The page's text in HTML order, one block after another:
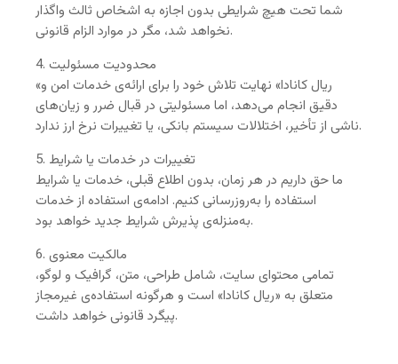
شما تحت هیچ شرایطی بدون اجازه به اشخاص ثالث واگذار
نخواهد شد، مگر در موارد الزام قانونی.
4. محدودیت مسئولیت
«ریال کانادا» نهایت تلاش خود را برای ارائه‌ی خدمات امن و
دقیق انجام می‌دهد، اما مسئولیتی در قبال ضرر و زیان‌های
ناشی از تأخیر، اختلالات سیستم بانکی، یا تغییرات نرخ ارز ندارد.
5. تغییرات در خدمات یا شرایط
ما حق داریم در هر زمان، بدون اطلاع قبلی، خدمات یا شرایط
استفاده را به‌روزرسانی کنیم. ادامه‌ی استفاده از خدمات
به‌منزله‌ی پذیرش شرایط جدید خواهد بود.
6. مالکیت معنوی
تمامی محتوای سایت، شامل طراحی، متن، گرافیک و لوگو،
متعلق به «ریال کانادا» است و هرگونه استفاده‌ی غیرمجاز
پیگرد قانونی خواهد داشت.